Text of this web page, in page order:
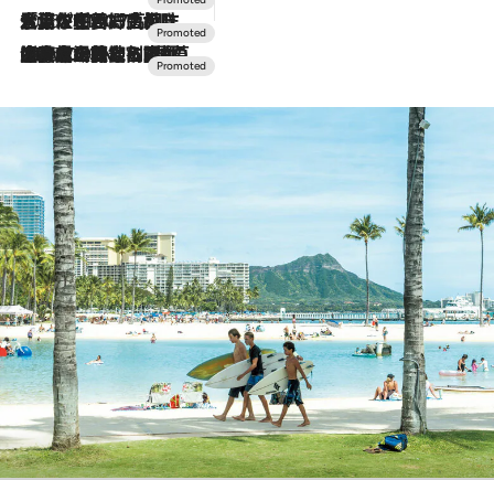
2026.7.17
「土佐和ハーブかき氷」がOMO7高知に登場！生姜、山椒、大葉など目にも舌にも涼を呼ぶ郷土の味
2026.7.10
NEW OPEN！【界 草津】名湯の地に誕生。趣の異なる2種の温泉と上州ならではの会席・蕎麦割烹など美食を味わう究極の癒やし旅